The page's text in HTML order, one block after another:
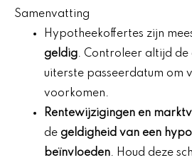
Samenvatting
Hypotheekoffertes zijn
geldig. Controleer altijd de
uiterste passeerdatum om
voorkomen.
Rentewijzigingen en
de geldigheid van een
beïnvloeden. Houd deze